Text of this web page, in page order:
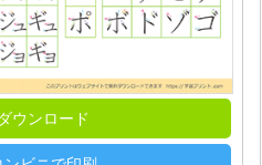
ダウンロード